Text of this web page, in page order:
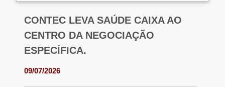
CONTEC LEVA SAÚDE CAIXA AO
CENTRO DA NEGOCIAÇÃO
ESPECÍFICA.
09/07/2026